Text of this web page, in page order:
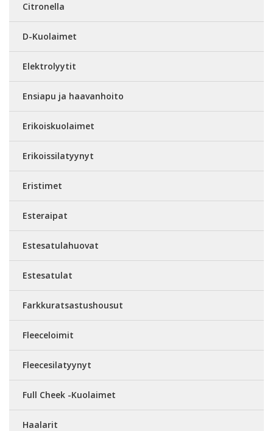
Citronella
D-Kuolaimet
Elektrolyytit
Ensiapu ja haavanhoito
Erikoiskuolaimet
Erikoissilatyynyt
Eristimet
Esteraipat
Estesatulahuovat
Estesatulat
Farkkuratsastushousut
Fleeceloimit
Fleecesilatyynyt
Full Cheek -Kuolaimet
Haalarit